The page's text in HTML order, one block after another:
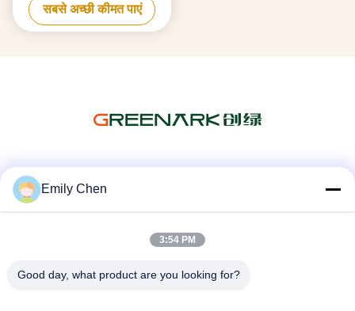
सबसे अच्छी कीमत पाएं
टेलीफोन
Emily Chen
3:54 PM
Good day, what product are you looking for?